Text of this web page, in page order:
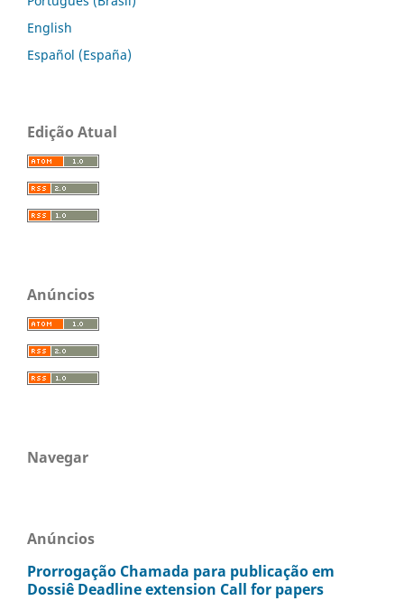
English
Español (España)
Edição Atual
Anúncios
Navegar
Anúncios
Prorrogação Chamada para publicação em
Dossiê Deadline extension Call for papers